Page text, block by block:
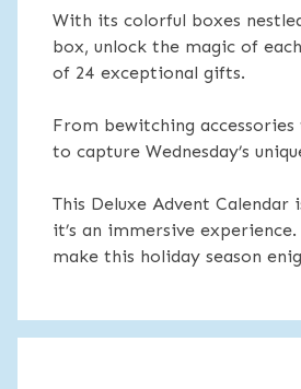
With its colorful boxes
box, unlock the magic of
of 24 exceptional gifts.
From bewitching
to capture Wednesday’s
This Deluxe Advent
it’s an immersive
make this holiday season